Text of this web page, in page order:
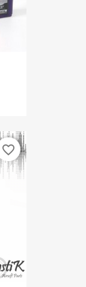
favorite_border